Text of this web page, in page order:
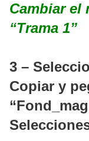
Cambiar el
“Trama 1”
3 –
Copiar y